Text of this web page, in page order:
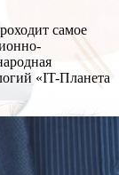
самое
«IT-Планета